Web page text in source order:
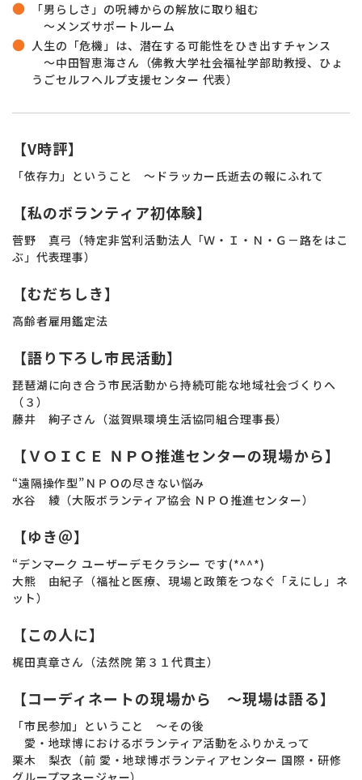
「男らしさ」の呪縛からの解放に取り組む
～メンズサポートルーム
人生の「危機」は、潜在する可能性をひき出すチャンス
～中田智恵海さん（佛教大学社会福祉学部助教授、ひょ
うごセルフヘルプ支援センター 代表）
【V時評】
「依存力」ということ ～ドラッカー氏逝去の報にふれて
【私のボランティア初体験】
菅野 真弓（特定非営利活動法人「Ｗ・Ｉ・Ｎ・Ｇ－路をはこ
ぶ」代表理事）
【むだちしき】
高齢者雇用鑑定法
【語り下ろし市民活動】
琵琶湖に向き合う市民活動から持続可能な地域社会づくりへ
（３）
藤井 絢子さん（滋賀県環境生活協同組合理事長）
【ＶＯＩＣＥ ＮＰＯ推進センターの現場から】
“遠隔操作型”ＮＰＯの尽きない悩み
水谷 綾（大阪ボランティア協会 ＮＰＯ推進センター）
【ゆき＠】
“デンマーク ユーザーデモクラシー です(*^^*)
大熊 由紀子（福祉と医療、現場と政策をつなぐ「えにし」ネ
ット）
【この人に】
梶田真章さん（法然院 第３１代貫主）
【コーディネートの現場から ～現場は語る】
「市民参加」ということ ～その後
愛・地球博におけるボランティア活動をふりかえって
栗木 梨衣（前 愛・地球博ボランティアセンター 国際・研修